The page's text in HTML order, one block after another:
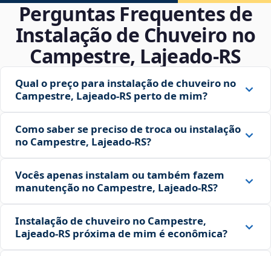
Perguntas Frequentes de
Instalação de Chuveiro no
Campestre, Lajeado‑RS
Qual o preço para instalação de chuveiro no
Campestre, Lajeado‑RS perto de mim?
Como saber se preciso de troca ou instalação
no Campestre, Lajeado‑RS?
Vocês apenas instalam ou também fazem
manutenção no Campestre, Lajeado‑RS?
Instalação de chuveiro no Campestre,
Lajeado‑RS próxima de mim é econômica?